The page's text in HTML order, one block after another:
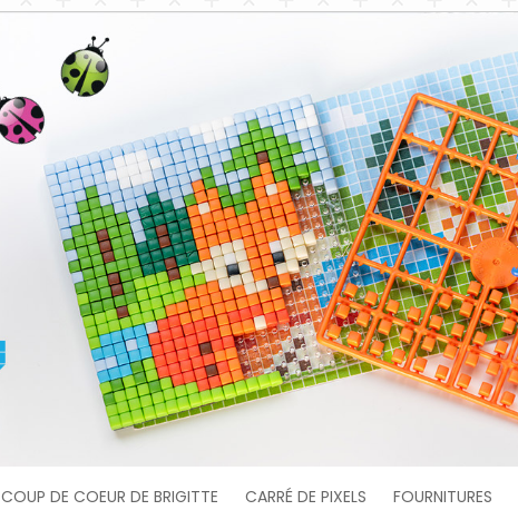
COUP DE COEUR DE BRIGITTE CARRÉ DE PIXELS FOURNITURES